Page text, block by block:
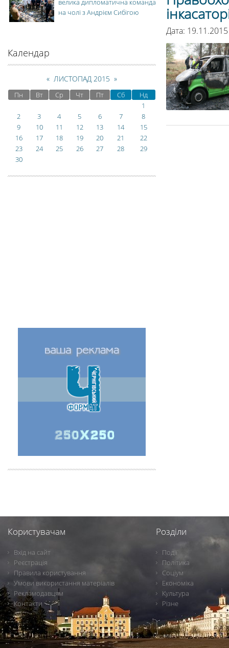
Дата:
велика дипломатична команда
на чолі з Андрієм Сибігою
Календар
« ЛИСТОПАД 2015 »
Пн Вт Ср Чт Пт Сб
Нд
1
2
3 4 5 6 7
8
9
10 11 12 13 14
15
16
17 18 19 20 21
22
23
24 25 26 27 28
29
30
Користувачам
Вхід на сайт
Реєстрація
Правила користування
Умови використання матеріалів
Рекламодавцям
Контакти
Розділи
Події
Політика
Соціум
Економіка
Культура
Різне